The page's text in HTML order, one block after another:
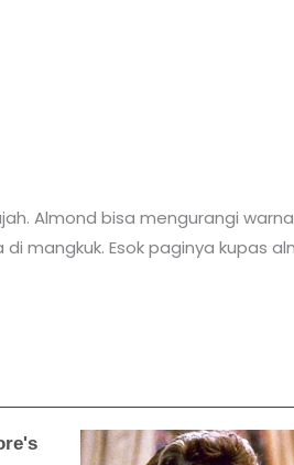
Almond bisa mengurangi
mangkuk. Esok paginya kupas